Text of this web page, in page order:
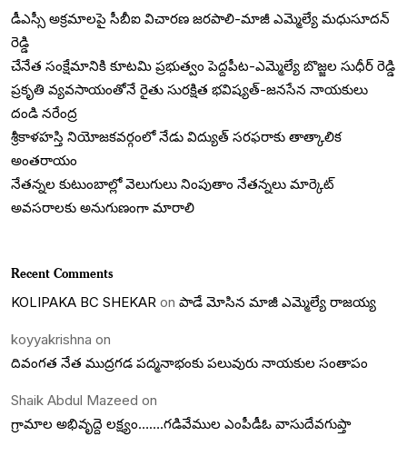
డీఎస్సీ అక్రమాలపై సీబీఐ విచారణ జరపాలి-మాజీ ఎమ్మెల్యే మధుసూదన్
రెడ్డి
చేనేత సంక్షేమానికి కూటమి ప్రభుత్వం పెద్దపీట-ఎమ్మెల్యే బొజ్జల సుధీర్ రెడ్డి
ప్రకృతి వ్యవసాయంతోనే రైతు సురక్షిత భవిష్యత్-జనసేన నాయకులు
దండి నరేంద్ర
శ్రీకాళహస్తి నియోజకవర్గంలో నేడు విద్యుత్ సరఫరాకు తాత్కాలిక
అంతరాయం
నేతన్నల కుటుంబాల్లో వెలుగులు నింపుతాం నేతన్నలు మార్కెట్
అవసరాలకు అనుగుణంగా మారాలి
Recent Comments
KOLIPAKA BC SHEKAR on పాడే మోసిన మాజీ ఎమ్మెల్యే రాజయ్య
koyyakrishna on
దివంగత నేత ముద్రగడ పద్మనాభంకు పలువురు నాయకుల సంతాపం
Shaik Abdul Mazeed on
గ్రామాల అభివృద్దె లక్ష్యం…….గడివేముల ఎంపీడీఓ వాసుదేవగుప్తా